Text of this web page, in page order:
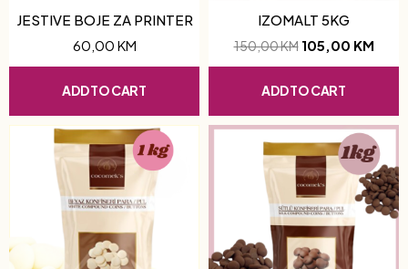
JESTIVE BOJE ZA PRINTER
60,00 KM
ADD TO CART
IZOMALT 5KG
150,00KM 105,00 KM
ADD TO CART